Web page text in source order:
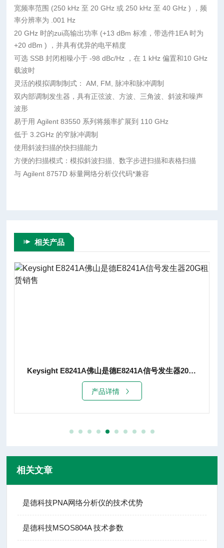
宽频率范围 (250 kHz 至 20 GHz 或 250 kHz 至 40 GHz ) ，频
率分辨率为 .001 Hz
20 GHz 时的zui高输出功率 (+13 dBm 标准，带选件1EA 时为
+20 dBm ) ，并具有优异的电平精度
可选 SSB 封闭相噪小于 -98 dBc/Hz ，在 1 kHz 偏置和10 GHz
载波时
灵活的模拟调制制式： AM, FM, 脉冲和脉冲调制
双内部调制发生器，具有正弦波、方波、三角波、斜波和噪声
波形
易于用 Agilent 83550 系列将频率扩展到 110 GHz
低于 3.2GHz 的窄脉冲调制
使用斜波扫描的快扫描能力
方便的扫描模式：模拟斜波扫描、数字步进扫描和表格扫描
与 Agilent 8757D 标量网络分析仪代码*兼容
相关产品
Keysight E8241A佛山是德E8241A信号发生器20G租赁销售
产品详情
相关文章
是德科技PNA网络分析仪的技术优势
是德科技MSOS804A 技术参数